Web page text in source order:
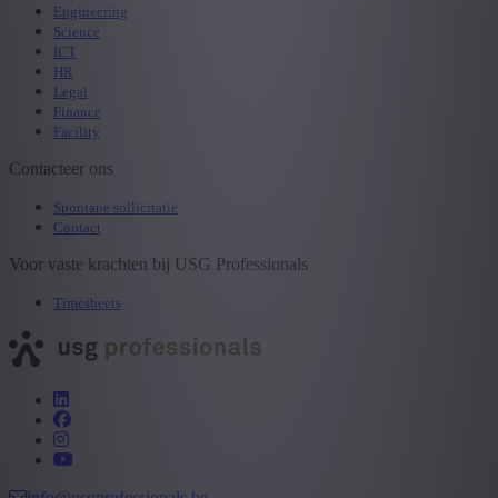
Engineering
Science
ICT
HR
Legal
Finance
Facility
Contacteer ons
Spontane sollicitatie
Contact
Voor vaste krachten bij USG Professionals
Timesheets